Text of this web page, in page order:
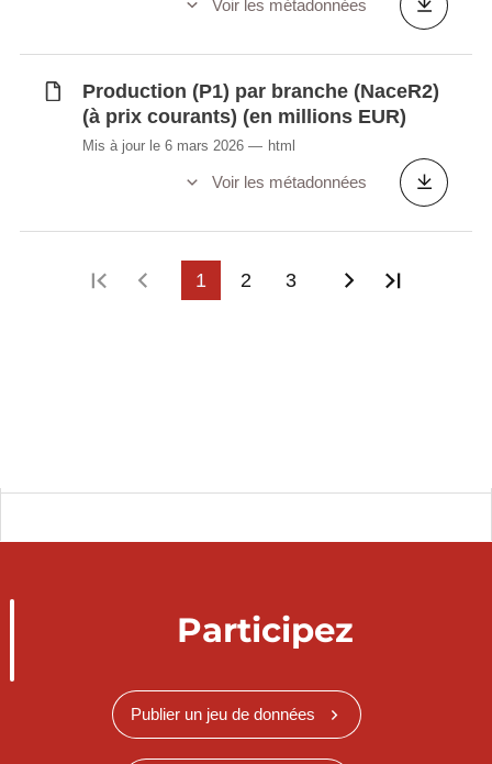
Voir les métadonnées
Production (P1) par branche (NaceR2)
(à prix courants) (en millions EUR)
Mis à jour le 6 mars 2026 html
Voir les métadonnées
Première page
Page précédente
1 2 3 Page
Participez
Publier un jeu de données